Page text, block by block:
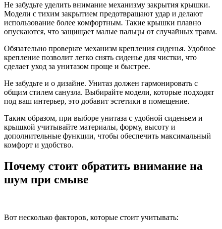
Не забудьте уделить внимание механизму закрытия крышки.
Модели с тихим закрытием предотвращают удар и делают
использование более комфортным. Такие крышки плавно
опускаются, что защищает малые пальцы от случайных травм.
Обязательно проверьте механизм крепления сиденья. Удобное
крепление позволит легко снять сиденье для чистки, что
сделает уход за унитазом проще и быстрее.
Не забудьте и о дизайне. Унитаз должен гармонировать с
общим стилем санузла. Выбирайте модели, которые подходят
под ваш интерьер, это добавит эстетики в помещение.
Таким образом, при выборе унитаза с удобной сиденьем и
крышкой учитывайте материалы, форму, высоту и
дополнительные функции, чтобы обеспечить максимальный
комфорт и удобство.
Почему стоит обратить внимание на
шум при смыве
Вот несколько факторов, которые стоит учитывать: